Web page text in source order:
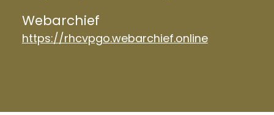
Webarchief
https://rhcvpgo.webarchief.online